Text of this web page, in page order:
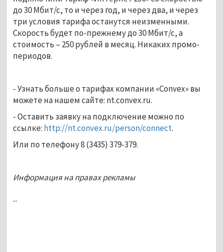
до 30 Мбит/с, то и через год, и через два, и через
три условия тарифа останутся неизменными.
Скорость будет по-прежнему до 30 Мбит/с, а
стоимость – 250 рублей в месяц. Никаких промо-
периодов.
- Узнать больше о тарифах компании «Convex» вы
можете на нашем сайте: nt.convex.ru.
- Оставить заявку на подключение можно по
ссылке: http://nt.convex.ru/person/connect.
Или по телефону 8 (3435) 379-379.
Информация на правах рекламы
...